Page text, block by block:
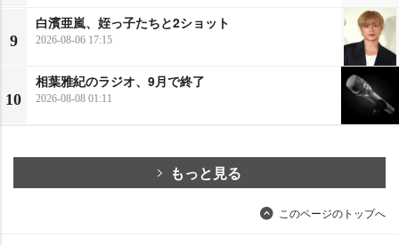
9
白濱亜嵐、姪っ子たちと2ショット
2026-08-06 17:15
10
相葉雅紀のラジオ、9月で終了
2026-08-08 01:11
もっと見る
このページのトップへ